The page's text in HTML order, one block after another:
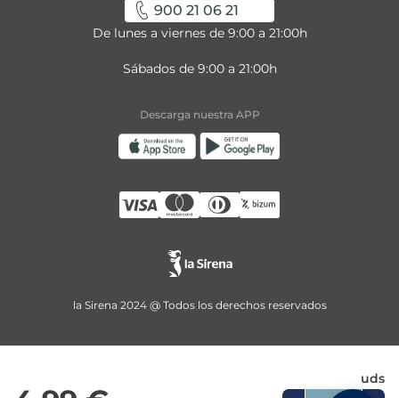
uds
900 21 06 21
De lunes a viernes de 9:00 a 21:00h
Sábados de 9:00 a 21:00h
Descarga nuestra APP
la Sirena 2024 @ Todos los derechos reservados